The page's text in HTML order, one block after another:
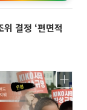
결정 ‘편면적